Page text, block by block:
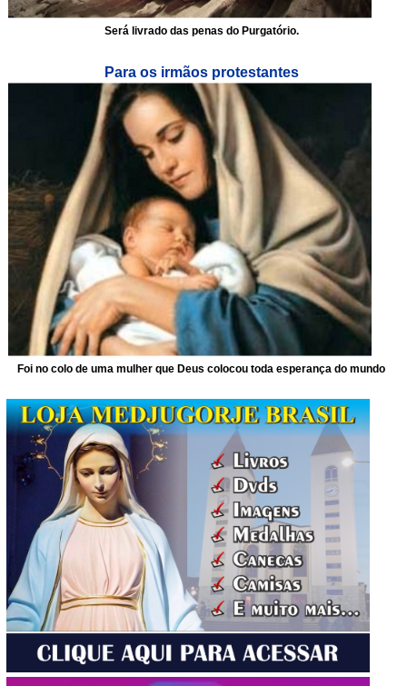
Será livrado das penas do Purgatório.
Para os irmãos protestantes
Foi no colo de uma mulher que Deus colocou toda esperança do mundo